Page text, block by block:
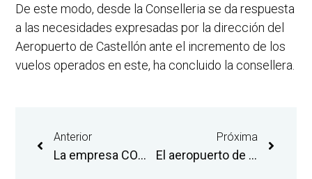
De este modo, desde la Conselleria se da respuesta
a las necesidades expresadas por la dirección del
Aeropuerto de Castellón ante el incremento de los
vuelos operados en este, ha concluido la consellera.
Anterior
La empresa COMET Ingeniería abrirá una sede en el aeropuerto de Castellón para el diseño, producción y certificación de componentes aeroespaciales
Próxima
El aeropuerto de Castellón, Air Nostrum e Iberia presentan la nueva ruta de Madrid ante operadores turísticos y agentes empresariales